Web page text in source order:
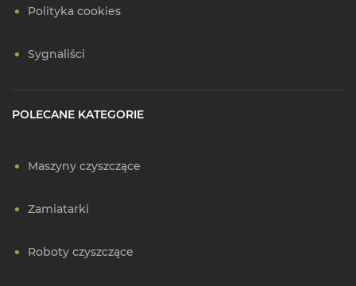
Polityka cookies
Sygnaliści
POLECANE KATEGORIE
Maszyny czyszczące
Zamiatarki
Roboty czyszczące